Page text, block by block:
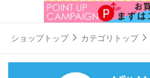
ショップトップ カテゴリトップ